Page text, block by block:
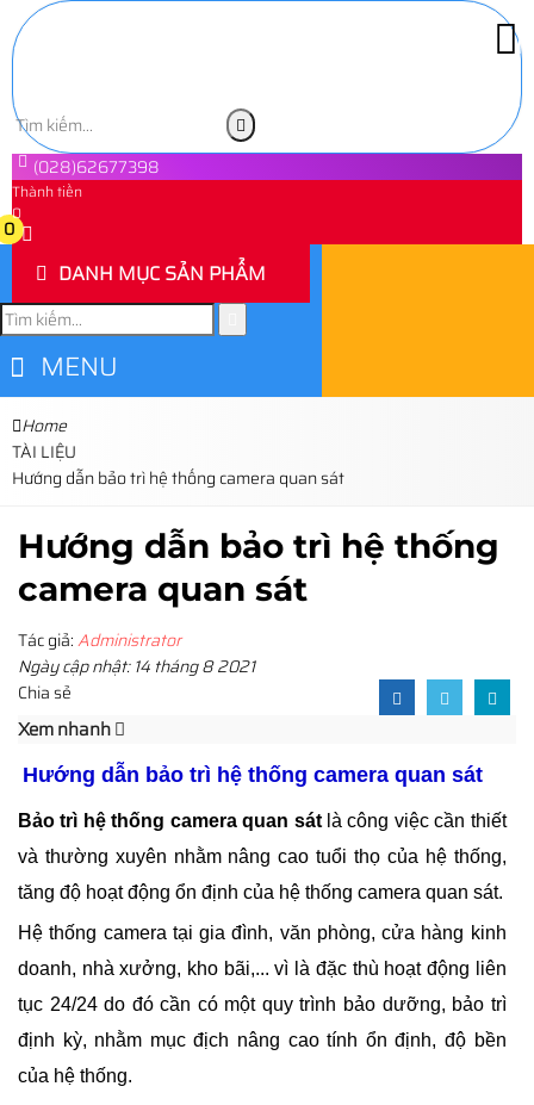
(028)62677398
Thành tiền
0
0
DANH MỤC SẢN PHẨM
MENU
Home
TÀI LIỆU
Hướng dẫn bảo trì hệ thống camera quan sát
Hướng dẫn bảo trì hệ thống
camera quan sát
Tác giả:Administrator
Ngày cập nhật: 14 tháng 8 2021
Chia sẻ
Xem nhanh
Hướng dẫn bảo trì hệ thống camera quan sát
Bảo trì hệ thống camera quan sátlà công việc cần thiết
và thường xuyên nhằm nâng cao tuổi thọ của hệ thống,
tăng độ hoạt động ổn định của hệ thống camera quan sát.
Hệ thống camera tại gia đình, văn phòng, cửa hàng kinh
doanh, nhà xưởng, kho bãi,... vì là đặc thù hoạt động liên
tục 24/24 do đó cần có một quy trình bảo dưỡng, bảo trì
định kỳ, nhằm mục địch nâng cao tính ổn định, độ bền
của hệ thống.